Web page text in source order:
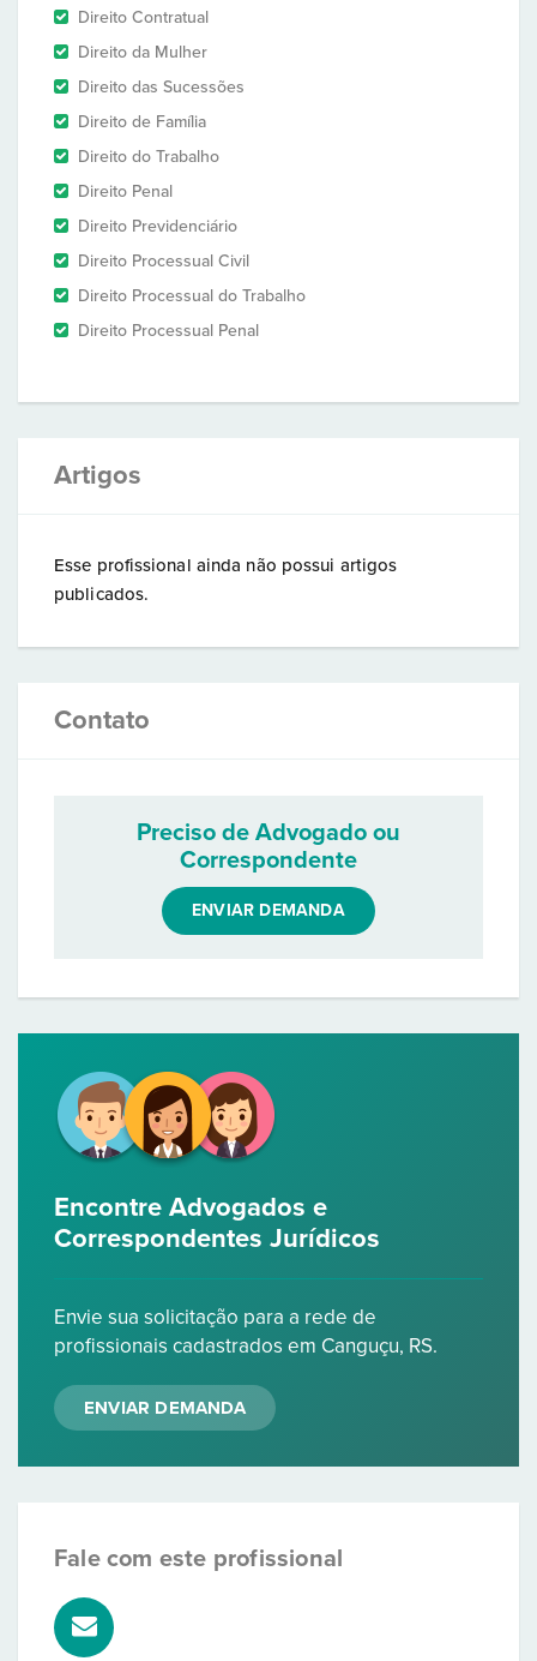
Direito Contratual
Direito da Mulher
Direito das Sucessões
Direito de Família
Direito do Trabalho
Direito Penal
Direito Previdenciário
Direito Processual Civil
Direito Processual do Trabalho
Direito Processual Penal
Artigos
Esse profissional ainda não possui artigos
publicados.
Contato
Preciso de Advogado ou
Correspondente
ENVIAR DEMANDA
Encontre Advogados e
Correspondentes Jurídicos
Envie sua solicitação para a rede de
profissionais cadastrados em Canguçu, RS.
ENVIAR DEMANDA
Fale com este profissional